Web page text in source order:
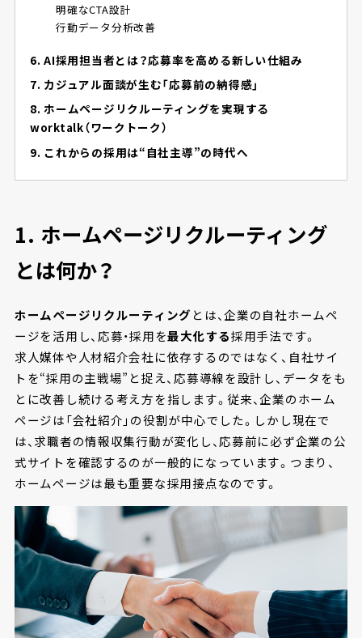
明確なCTA設計
行動データ分析改善
6. AI採用担当者とは？応募率を高める新しい仕組み
7. カジュアル面談が生む「応募前の納得感」
8. ホームページリクルーティングを実現する
worktalk（ワークトーク）
9. これからの採用は“自社主導”の時代へ
1. ホームページリクルーティング
とは何か？
ホームページリクルーティング とは、企業の自社ホームペ
ージを活用し、応募・採用を最大化する採用手法です。
求人媒体や人材紹介会社に依存するのではなく、自社サイ
トを“採用の主戦場”と捉え、応募導線を設計し、データをも
とに改善し続ける考え方を指します。従来、企業のホーム
ページは「会社紹介」の役割が中心でした。しかし現在で
は、求職者の情報収集行動が変化し、応募前に必ず企業の公
式サイトを確認するのが一般的になっています。つまり、
ホームページは最も重要な採用接点なのです。